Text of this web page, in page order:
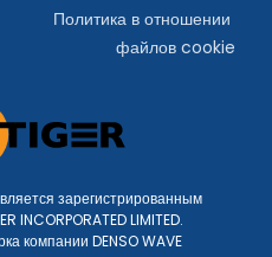
Политика в отношении
файлов cookie
зарегистрированным
INCORPORATED LIMITED.
компании DENSO WAVE